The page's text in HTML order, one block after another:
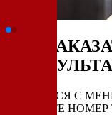
КАК
СВЯЗАТЬСЯ С
ОСТАВЬТЕ